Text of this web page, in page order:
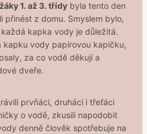
žáky 1. až 3. třídy byla tento den
přinést z domu. Smyslem bylo,
kapka vody je důležitá.
kapku vody papírovou kapičku,
za co vodě děkují a
dveře.
prvňáci, druháci i třeťáci
o vodě, zkusili napodobit
denně člověk spotřebuje na